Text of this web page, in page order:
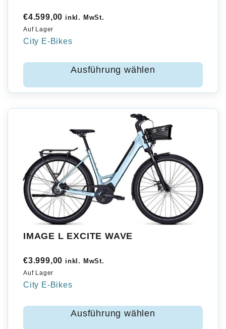
€4.599,00 inkl. MwSt.
Auf Lager
City E-Bikes
Ausführung wählen
IMAGE L EXCITE WAVE
€3.999,00 inkl. MwSt.
Auf Lager
City E-Bikes
Ausführung wählen